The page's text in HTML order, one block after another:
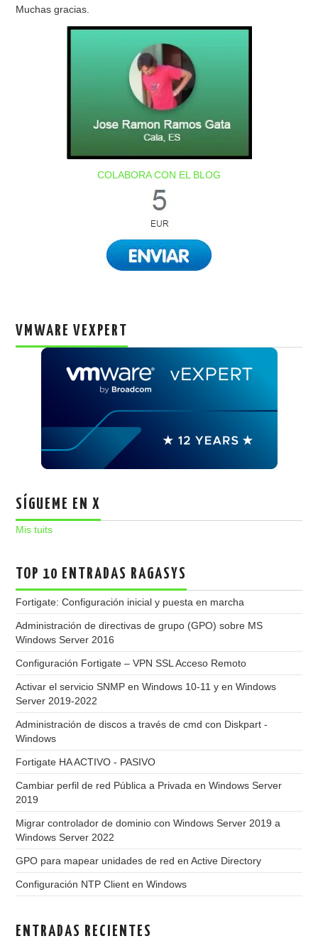
Muchas gracias.
COLABORA CON EL BLOG
VMWARE VEXPERT
SÍGUEME EN X
Mis tuits
TOP 10 ENTRADAS RAGASYS
Fortigate: Configuración inicial y puesta en marcha
Administración de directivas de grupo (GPO) sobre MS
Windows Server 2016
Configuración Fortigate – VPN SSL Acceso Remoto
Activar el servicio SNMP en Windows 10-11 y en Windows
Server 2019-2022
Administración de discos a través de cmd con Diskpart -
Windows
Fortigate HA ACTIVO - PASIVO
Cambiar perfil de red Pública a Privada en Windows Server
2019
Migrar controlador de dominio con Windows Server 2019 a
Windows Server 2022
GPO para mapear unidades de red en Active Directory
Configuración NTP Client en Windows
ENTRADAS RECIENTES